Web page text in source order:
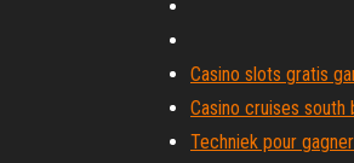
Casino slots gratis
Casino cruises south
Techniek pour